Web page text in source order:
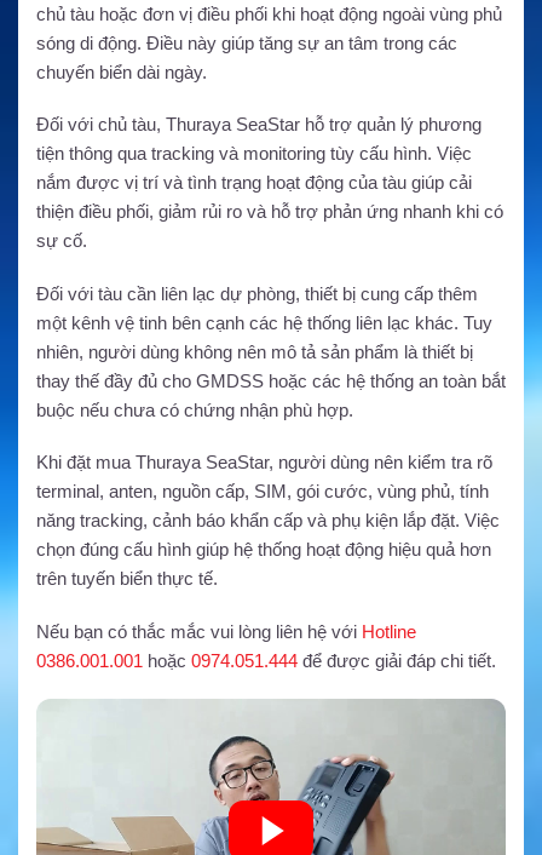
chủ tàu hoặc đơn vị điều phối khi hoạt động ngoài vùng phủ
sóng di động. Điều này giúp tăng sự an tâm trong các
chuyến biển dài ngày.
Đối với chủ tàu, Thuraya SeaStar hỗ trợ quản lý phương
tiện thông qua tracking và monitoring tùy cấu hình. Việc
nắm được vị trí và tình trạng hoạt động của tàu giúp cải
thiện điều phối, giảm rủi ro và hỗ trợ phản ứng nhanh khi có
sự cố.
Đối với tàu cần liên lạc dự phòng, thiết bị cung cấp thêm
một kênh vệ tinh bên cạnh các hệ thống liên lạc khác. Tuy
nhiên, người dùng không nên mô tả sản phẩm là thiết bị
thay thế đầy đủ cho GMDSS hoặc các hệ thống an toàn bắt
buộc nếu chưa có chứng nhận phù hợp.
Khi đặt mua Thuraya SeaStar, người dùng nên kiểm tra rõ
terminal, anten, nguồn cấp, SIM, gói cước, vùng phủ, tính
năng tracking, cảnh báo khẩn cấp và phụ kiện lắp đặt. Việc
chọn đúng cấu hình giúp hệ thống hoạt động hiệu quả hơn
trên tuyến biển thực tế.
Nếu bạn có thắc mắc vui lòng liên hệ với Hotline
0386.001.001 hoặc 0974.051.444 để được giải đáp chi tiết.